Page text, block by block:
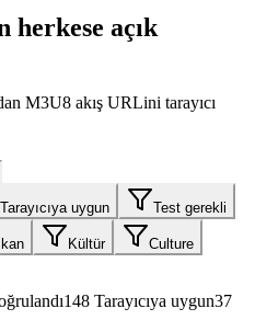
herkese açık
M3U8 akış URLini tarayıcı
Tarayıcıya uygun Test gerekli
Kültür Culture
148 Tarayıcıya uygun37